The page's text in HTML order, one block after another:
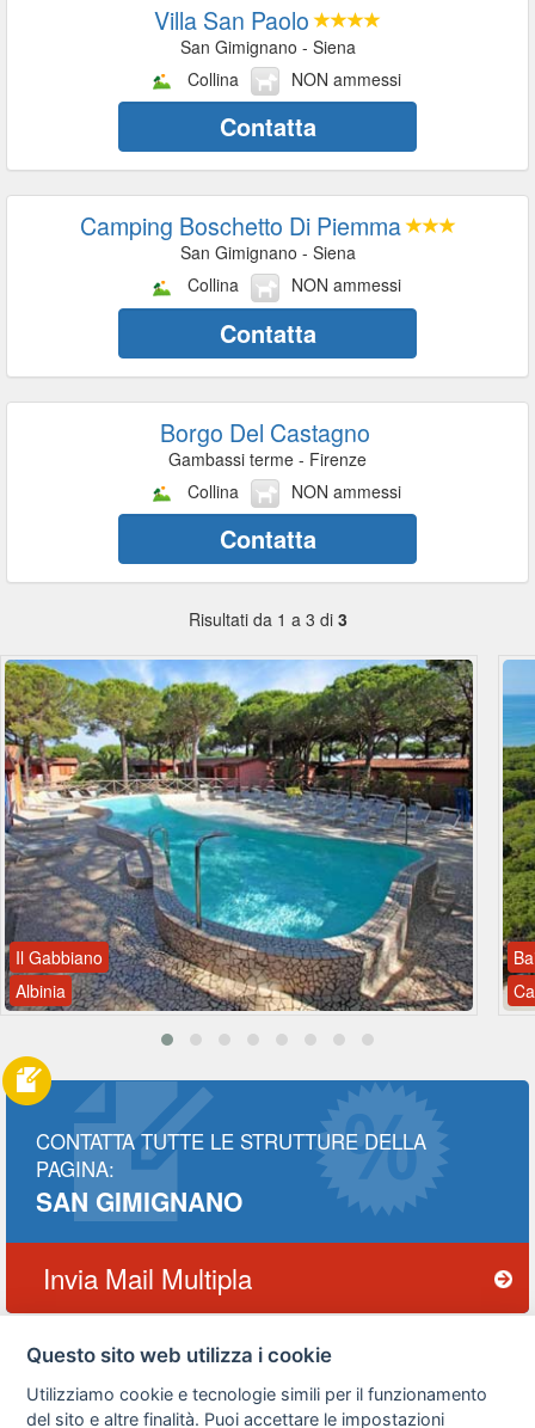
Villa San Paolo
San Gimignano - Siena
Collina
NON ammessi
Contatta
Camping Boschetto Di Piemma
San Gimignano - Siena
Collina
NON ammessi
Contatta
Borgo Del Castagno
Gambassi terme - Firenze
Collina
NON ammessi
Contatta
Risultati da 1 a 3 di 3
Il Gabbiano
Albinia
CONTATTA TUTTE LE STRUTTURE DELLA
PAGINA:
SAN GIMIGNANO
Invia Mail Multipla
Privacy
policy
Avviso
legale
Scrivici
Questo sito web utilizza i cookie
Utilizziamo cookie e tecnologie simili per il funzionamento
del sito e altre finalità. Puoi accettare le impostazioni